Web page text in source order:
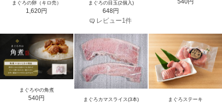
まぐろの卵（キロ売）
1,620円
まぐろの目玉(2個入)
648円
レビュー1件
まぐろやの角煮
540円 まぐろカマスライス(3本) まぐろステーキ